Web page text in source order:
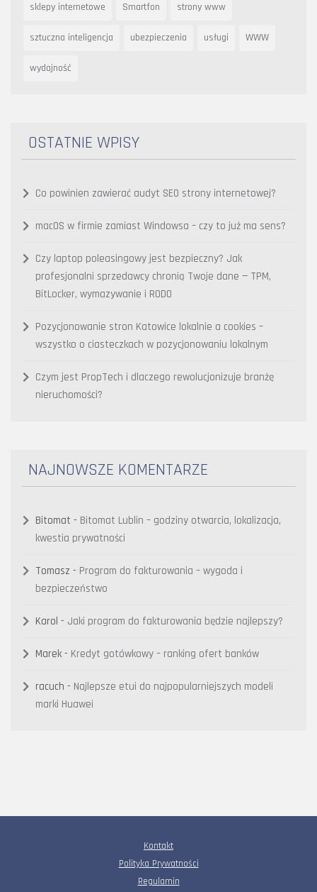
sklepy internetowe Smartfon strony www
sztuczna inteligencja ubezpieczenia usługi WWW
wydajność
OSTATNIE WPISY
Co powinien zawierać audyt SEO strony internetowej?
macOS w firmie zamiast Windowsa – czy to już ma sens?
Czy laptop poleasingowy jest bezpieczny? Jak
profesjonalni sprzedawcy chronią Twoje dane — TPM,
BitLocker, wymazywanie i RODO
Pozycjonowanie stron Katowice lokalnie a cookies –
wszystko o ciasteczkach w pozycjonowaniu lokalnym
Czym jest PropTech i dlaczego rewolucjonizuje branżę
nieruchomości?
NAJNOWSZE KOMENTARZE
Bitomat - Bitomat Lublin – godziny otwarcia, lokalizacja,
kwestia prywatności
Tomasz - Program do fakturowania – wygoda i
bezpieczeństwo
Karol - Jaki program do fakturowania będzie najlepszy?
Marek - Kredyt gotówkowy – ranking ofert banków
racuch - Najlepsze etui do najpopularniejszych modeli
marki Huawei
Kontakt
Polityka Prywatności
Regulamin